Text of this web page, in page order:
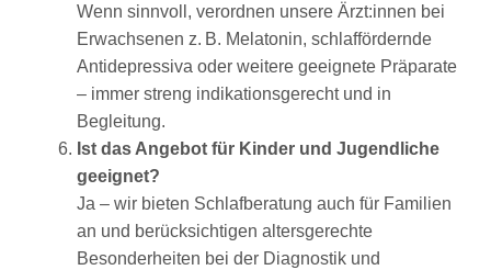
Wenn sinnvoll, verordnen unsere Ärzt:innen bei
Erwachsenen z. B. Melatonin, schlaffördernde
Antidepressiva oder weitere geeignete Präparate
– immer streng indikationsgerecht und in
Begleitung.
Ist das Angebot für Kinder und Jugendliche
geeignet?
Ja – wir bieten Schlafberatung auch für Familien
an und berücksichtigen altersgerechte
Besonderheiten bei der Diagnostik und